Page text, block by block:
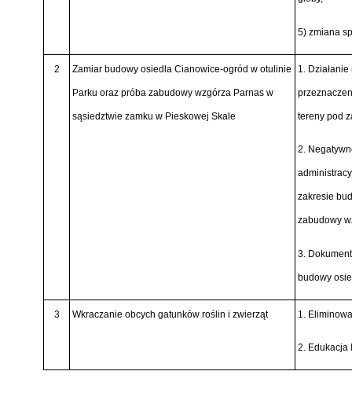
5) zmiana
2 Zamiar budowy osiedla Cianowice-ogród w otulinie
Parku oraz próba zabudowy wzgórza Parnas w
sąsiedztwie zamku w Pieskowej Skale
1.
tereny pod
2.
zakresie
zabudowy
3.
budowy
3 Wkraczanie obcych gatunków roślin i zwierząt 1.
2. Edukacja